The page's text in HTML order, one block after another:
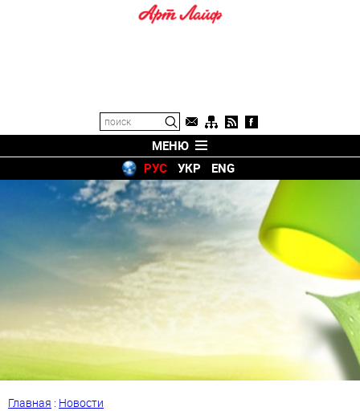
МЕНЮ
РУС
УКР ENG
Главная : Новости